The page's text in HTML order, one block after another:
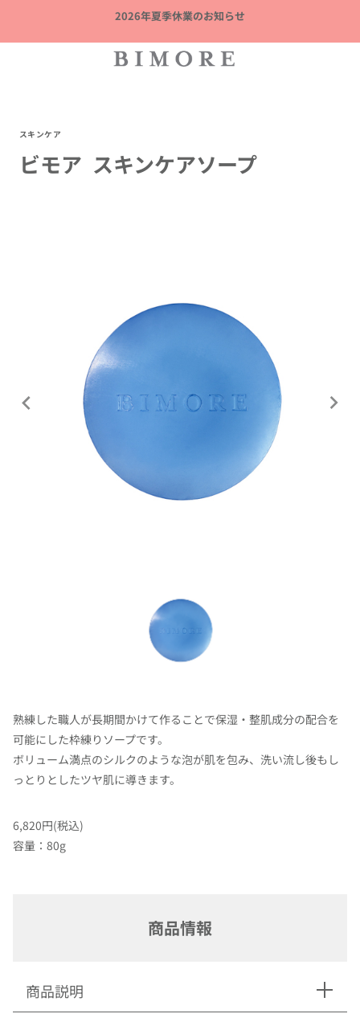
2026年夏季休業のお知らせ
スキンケア
ビモア スキンケアソープ
熟練した職人が長期間かけて作ることで保湿・整肌成分の配合を
可能にした枠練りソープです。
ボリューム満点のシルクのような泡が肌を包み、洗い流し後もし
っとりとしたツヤ肌に導きます。
6,820円(税込)
容量：80g
商品情報
商品説明